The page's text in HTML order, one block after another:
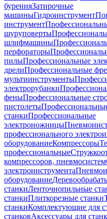
буренияЗатирочные
машиныГидроинструмент
инструмент
шуруповерты
шлифмашины
перфораторы
пилыПрофессиональные
дрелиПрофессиональные
мультиинструменты
электрорубанки
феныПрофессиональные
пистолеты
станкиПрофессиональные
электроножницы
профессионального
оборудованиеКомпрессоры
профессиональные
компрессоров, пневмосистем
электроинструмента
оборудование
станкиЛенточнопильные
станкиПлиткорезные станки
станкиКомплектующие для
станковАксессуары для